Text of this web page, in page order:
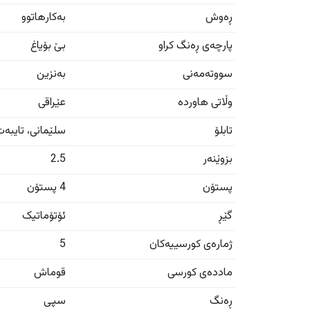
ڕەوش
بەکارهاتوو
پارچەی ڕەنگ کراو
بێ بۆیاغ
سووتەمەنی
بەنزین
وڵاتی هاوردە
عێراقی
تابلۆ
سلێمانی،
بزوێنەر
2.5
پستۆن
4 پستۆن
گێڕ
ئۆتۆماتیک
ژمارەی کورسییەکان
5
ماددەی کورسی
قوماش
ڕەنگ
سپی